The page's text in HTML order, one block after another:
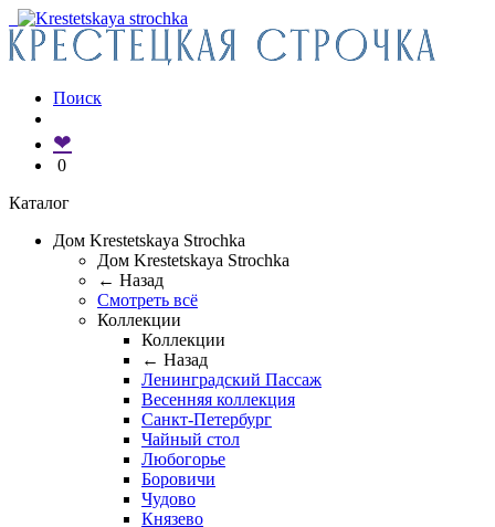
Поиск
❤
0
Каталог
Дом Krestetskaya Strochka
Дом Krestetskaya Strochka
← Назад
Смотреть всё
Коллекции
Коллекции
← Назад
Ленинградский Пассаж
Весенняя коллекция
Санкт-Петербург
Чайный стол
Любогорье
Боровичи
Чудово
Князево